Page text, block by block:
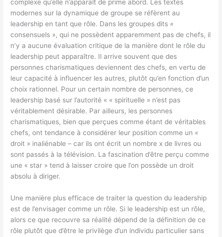
complexe qu’elle n’apparaît de prime abord. Les textes
modernes sur la dynamique de groupe se réfèrent au
leadership en tant que rôle. Dans les groupes dits «
consensuels », qui ne possèdent apparemment pas de chefs, il
n’y a aucune évaluation critique de la manière dont le rôle du
leadership peut apparaître. Il arrive souvent que des
personnes charismatiques deviennent des chefs, en vertu de
leur capacité à influencer les autres, plutôt qu’en fonction d’un
choix rationnel. Pour un certain nombre de personnes, ce
leadership basé sur l’autorité « « spirituelle » n’est pas
véritablement désirable. Par ailleurs, les personnes
charismatiques, bien que perçues comme étant de véritables
chefs, ont tendance à considérer leur position comme un «
droit » inaliénable – car ils ont écrit un nombre x de livres ou
sont passés à la télévision. La fascination d’être perçu comme
une « star » tend à laisser croire que l’on possède un droit
absolu à diriger.
Une manière plus efficace de traiter la question du leadership
est de l’envisager comme un rôle. Si le leadership est un rôle,
alors ce que recouvre sa réalité dépend de la définition de ce
rôle plutôt que d’être le privilège d’un individu particulier sans